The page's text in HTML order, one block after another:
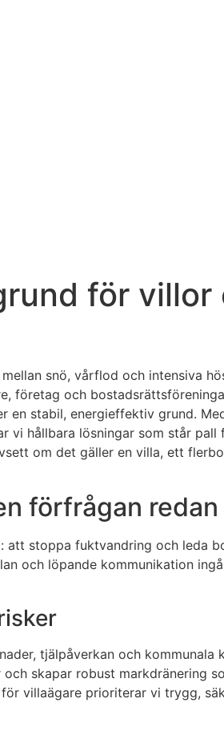
för villor
snö, vårflod och intensiva
företag och
stabil, energieffektiv grund.
vi hållbara lösningar som står pall
om det gäller en villa, ett
förfrågan redan
stoppa fuktvandring och leda
och löpande kommunikation
tjälpåverkan och
skapar robust markdränering
villaägare prioriterar vi trygg,